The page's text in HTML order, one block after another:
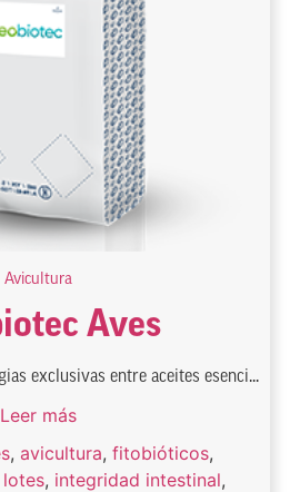
Avicultura
Aves
exclusivas entre aceites esenci...
Leer más
, avicultura, fitobióticos,
, integridad intestinal,